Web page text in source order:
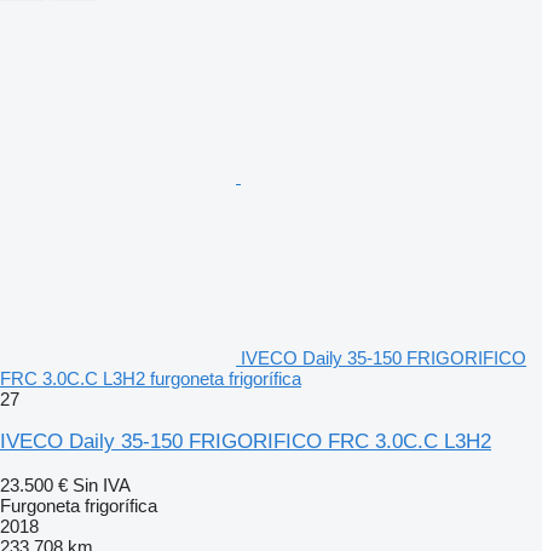
IVECO Daily 35-150 FRIGORIFICO
FRC 3.0C.C L3H2 furgoneta frigorífica
27
IVECO Daily 35-150 FRIGORIFICO FRC 3.0C.C L3H2
23.500 € Sin IVA
Furgoneta frigorífica
2018